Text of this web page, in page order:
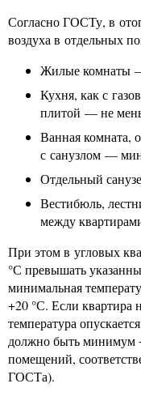
Согласно ГОСТу, в
воздуха в отдельных
Жилые комнаты
Кухня, как с
плитой — не
Ванная комната,
с санузлом —
Отдельный
Вестибюль,
между
При этом в угловых
°С превышать
минимальная
+20 °С. Если квартира
температура
должно быть минимум
помещений,
ГОСТа).